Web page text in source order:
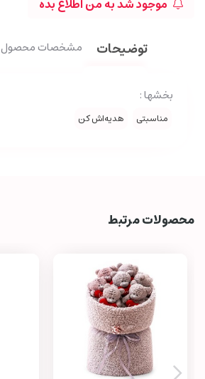
موجود شد به من اطلاع بده
توضیحات مشخصات محصول
بخشها :
مناسبتی هدیه‌اش کن
محصولات مرتبط